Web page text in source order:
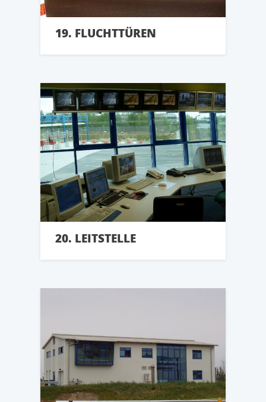
19. FLUCHTTÜREN
20. LEITSTELLE